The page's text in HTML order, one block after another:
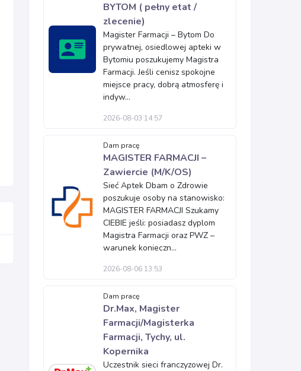
BYTOM ( pełny etat /
zlecenie)
Magister Farmacji – Bytom Do
prywatnej, osiedlowej apteki w
Bytomiu poszukujemy Magistra
Farmacji. Jeśli cenisz spokojne
miejsce pracy, dobrą atmosferę i
indyw...
2026-08-03 14:57
Dam pracę
MAGISTER FARMACJI –
Zawiercie (M/K/OS)
Sieć Aptek Dbam o Zdrowie
poszukuje osoby na stanowisko:
MAGISTER FARMACJI Szukamy
CIEBIE jeśli: posiadasz dyplom
Magistra Farmacji oraz PWZ –
warunek konieczn...
2026-08-06 13:53
Dam pracę
Dr.Max, Magister
Farmacji/Magisterka
Farmacji, Tychy, ul.
Kopernika
Uczestnik sieci franczyzowej Dr.